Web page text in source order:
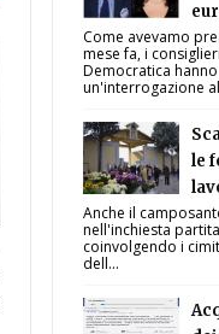
Come avevamo
mese fa, i
Democratica
un'interrogazione
le
Anche il
nell'inchiesta
coinvolgendo i
dell...